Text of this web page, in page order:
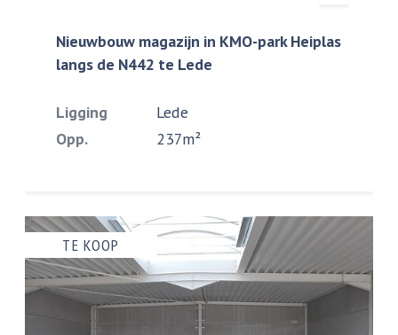
Nieuwbouw magazijn in KMO-park Heiplas
langs de N442 te Lede
Ligging
Lede
Opp.
237m²
TE KOOP